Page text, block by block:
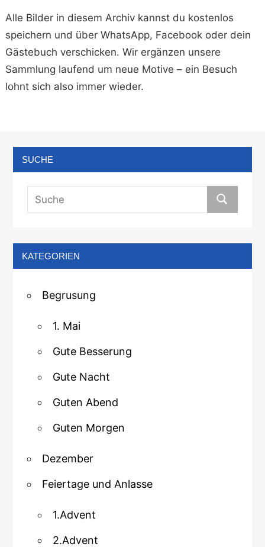
Alle Bilder in diesem Archiv kannst du kostenlos
speichern und über WhatsApp, Facebook oder dein
Gästebuch verschicken. Wir ergänzen unsere
Sammlung laufend um neue Motive – ein Besuch
lohnt sich also immer wieder.
SUCHE
KATEGORIEN
Begrusung
1. Mai
Gute Besserung
Gute Nacht
Guten Abend
Guten Morgen
Dezember
Feiertage und Anlasse
1.Advent
2.Advent